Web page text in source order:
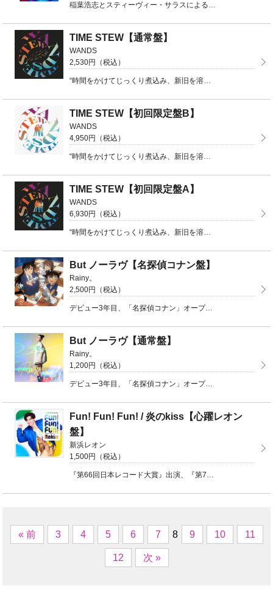
稲葉浩志とスティーヴィー・サラスによる「INABA ／ SALAS」再始動！前作から約5年ぶりのアル ...
TIME STEW【通常盤】
WANDS
2,530円（税込）
“時間をかけてじっくり煮込み、新旧を溶け合わせた新たな味わい”を表現したタイトル『TIME STEW ...
TIME STEW【初回限定盤B】
WANDS
4,950円（税込）
“時間をかけてじっくり煮込み、新旧を溶け合わせた新たな味わい”を表現したタイトル『TIME STEW ...
TIME STEW【初回限定盤A】
WANDS
6,930円（税込）
“時間をかけてじっくり煮込み、新旧を溶け合わせた新たな味わい”を表現したタイトル『TIME STEW ...
But ノーラヴ【名探偵コナン盤】
Rainy。
2,500円（税込）
デビュー3年目、「名探偵コナン」オープニングテーマとしてOA中の楽曲がリリース決定！名探偵コナン盤（ ...
But ノーラヴ【通常盤】
Rainy。
1,200円（税込）
デビュー3年目、「名探偵コナン」オープニングテーマとしてOA中の楽曲がリリース決定！通常盤（CD）品 ...
Fun! Fun! Fun! / 炎のkiss【心躍レオン
盤】
新浜レオン
1,500円（税込）
『第66回日本レコード大賞』出演、『第75回NHK紅白歌合戦』初出場!オリコン週間 演歌・歌謡シング ...
« 前 3 4 5 6 7 8 9 10 11
12 次 »